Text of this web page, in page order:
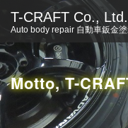
T-CRAFT Co.,
Auto body repair 自動車鈑金
Motto, T-